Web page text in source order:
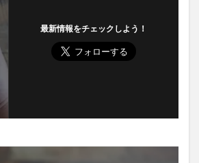
最新情報をチェックしよう！